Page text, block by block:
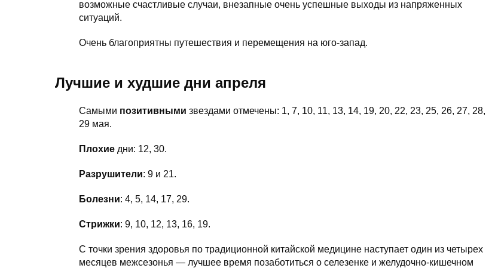
возможные счастливые случаи, внезапные очень успешные выходы из напряженных
ситуаций.
Очень благоприятны путешествия и перемещения на юго-запад.
Лучшие и худшие дни апреля
Самыми позитивными звездами отмечены: 1, 7, 10, 11, 13, 14, 19, 20, 22, 23, 25, 26, 27, 28,
29 мая.
Плохие дни: 12, 30.
Разрушители: 9 и 21.
Болезни: 4, 5, 14, 17, 29.
Стрижки: 9, 10, 12, 13, 16, 19.
С точки зрения здоровья по традиционной китайской медицине наступает один из четырех
месяцев межсезонья — лучшее время позаботиться о селезенке и желудочно-кишечном